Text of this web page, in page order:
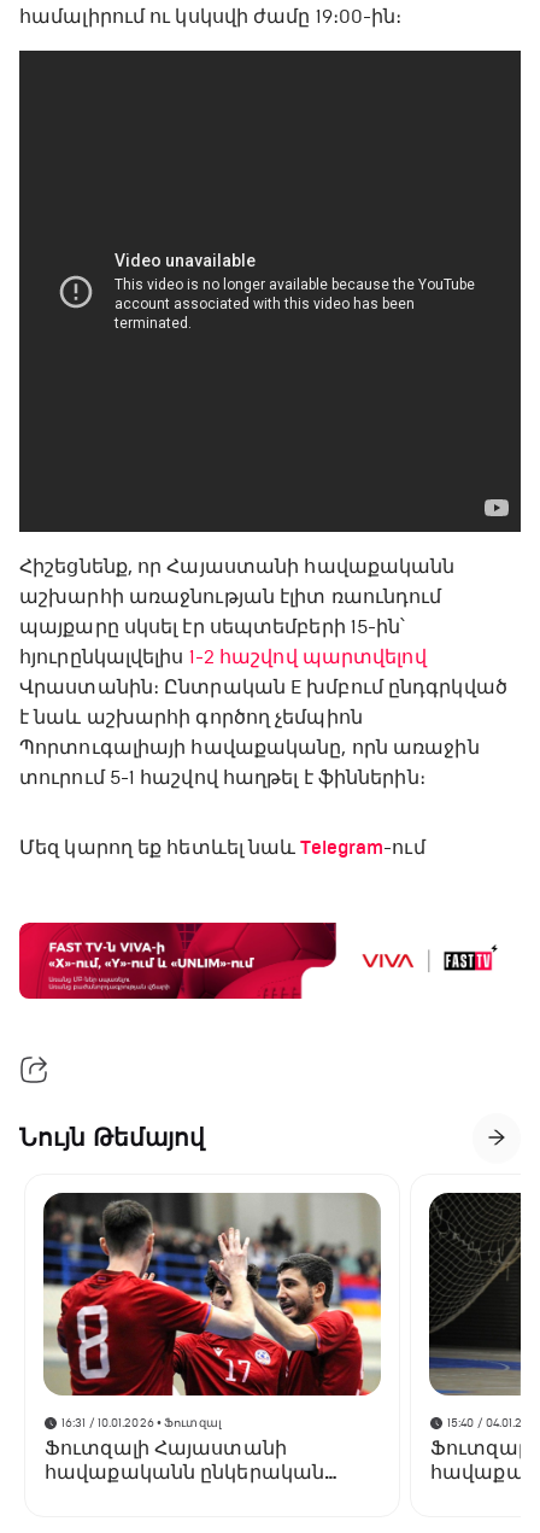
համալիրում ու կսկսվի ժամը 19։00-ին։
Հիշեցնենք, որ Հայաստանի հավաքականն
աշխարհի առաջնության էլիտ ռաունդում
պայքարը սկսել էր սեպտեմբերի 15-ին՝
հյուրընկալվելիս 1-2 հաշվով պարտվելով
Վրաստանին։ Ընտրական E խմբում ընդգրկված
է նաև աշխարհի գործող չեմպիոն
Պորտուգալիայի հավաքականը, որն առաջին
տուրում 5-1 հաշվով հաղթել է ֆիններին։
Մեզ կարող եք հետևել նաև Telegram-ում
Նույն Թեմայով
16:31 / 10.01.2026• Ֆուտզալ
Ֆուտզալի Հայաստանի
հավաքականն ընկերական
15:40 /